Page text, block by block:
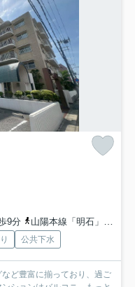
9分
山陽本線「明石」駅 徒歩32分
公共下水
ど豊富に揃っており、過ご